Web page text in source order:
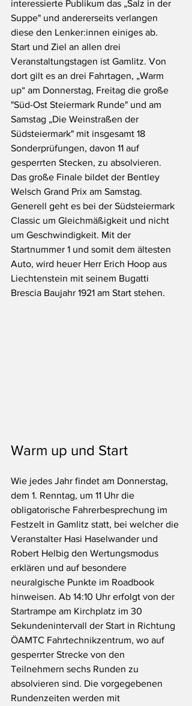
interessierte Publikum das „Salz in der
Suppe" und andererseits verlangen
diese den Lenker:innen einiges ab.
Start und Ziel an allen drei
Veranstaltungstagen ist Gamlitz. Von
dort gilt es an drei Fahrtagen, „Warm
up“ am Donnerstag, Freitag die große
"Süd-Ost Steiermark Runde" und am
Samstag „Die Weinstraßen der
Südsteiermark" mit insgesamt 18
Sonderprüfungen, davon 11 auf
gesperrten Stecken, zu absolvieren.
Das große Finale bildet der Bentley
Welsch Grand Prix am Samstag.
Generell geht es bei der Südsteiermark
Classic um Gleichmäßigkeit und nicht
um Geschwindigkeit. Mit der
Startnummer 1 und somit dem ältesten
Auto, wird heuer Herr Erich Hoop aus
Liechtenstein mit seinem Bugatti
Brescia Baujahr 1921 am Start stehen.
Warm up und Start
Wie jedes Jahr findet am Donnerstag,
dem 1. Renntag, um 11 Uhr die
obligatorische Fahrerbesprechung im
Festzelt in Gamlitz statt, bei welcher die
Veranstalter Hasi Haselwander und
Robert Helbig den Wertungsmodus
erklären und auf besondere
neuralgische Punkte im Roadbook
hinweisen. Ab 14:10 Uhr erfolgt von der
Startrampe am Kirchplatz im 30
Sekundenintervall der Start in Richtung
ÖAMTC Fahrtechnikzentrum, wo auf
gesperrter Strecke von den
Teilnehmern sechs Runden zu
absolvieren sind. Die vorgegebenen
Rundenzeiten werden mit